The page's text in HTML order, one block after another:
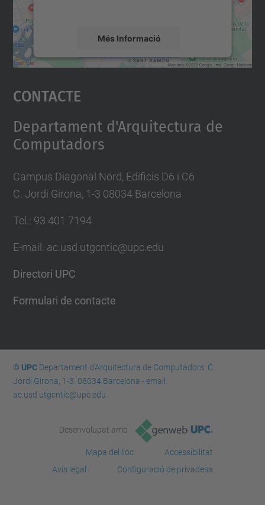
Més Informació
Accepta
powered by
Contacte
Departament d'Arquitectura de
Computadors
Campus Diagonal Nord, Edificis D6 i C6
C. Jordi Girona, 1-3 08034 Barcelona
Tel.: 93 401 7194
E-mail: ac.usd.utgcntic@upc.edu
Directori UPC
Formulari de contacte
© UPCDepartament d'Arquitectura de Computadors. C.
Jordi Girona, 1-3. 08034 Barcelona - email:
ac.usd.utgcntic@upc.edu
Desenvolupat amb
Mapa del lloc
Accessibilitat
Avís legal
Configuració de privadesa